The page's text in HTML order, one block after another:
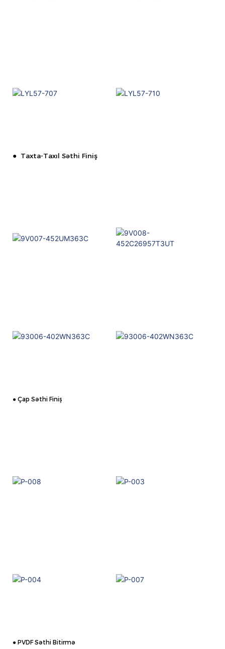
● Taxta-Taxıl Səthi Finiş
● Çap Səthi Finiş
● PVDF Səthi Bitirmə